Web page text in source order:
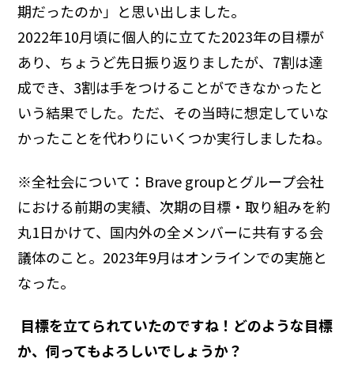
期だったのか」と思い出しました。
2022年10月頃に個人的に立てた2023年の目標が
あり、ちょうど先日振り返りましたが、7割は達
成でき、3割は手をつけることができなかったと
いう結果でした。ただ、その当時に想定していな
かったことを代わりにいくつか実行しましたね。
※全社会について：Brave groupとグループ会社
における前期の実績、次期の目標・取り組みを約
丸1日かけて、国内外の全メンバーに共有する会
議体のこと。2023年9月はオンラインでの実施と
なった。
―― 目標を立てられていたのですね！どのような目標
か、伺ってもよろしいでしょうか？